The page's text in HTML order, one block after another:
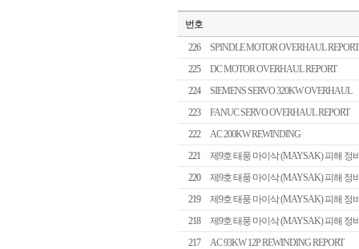
번호
226
SPINDLE MOTOR OVERHAUL REPORT
225
DC MOTOR OVERHAUL REPORT
224
SIEMENS SERVO 320KW OVERHAUL
223
FANUC SERVO OVERHAUL REPORT
222
AC 200KW REWINDING
221
제9호 태풍 마이삭 (MAYSAK) 피해 정
220
제9호 태풍 마이삭 (MAYSAK) 피해 정
219
제9호 태풍 마이삭 (MAYSAK) 피해 정
218
제9호 태풍 마이삭 (MAYSAK) 피해 정
217
AC 93KW 12P REWINDING REPORT